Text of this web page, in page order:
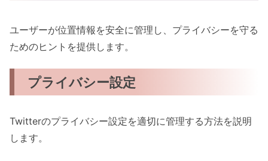
ユーザーが位置情報を安全に管理し、プライバシーを守る
ためのヒントを提供します。
プライバシー設定
Twitterのプライバシー設定を適切に管理する方法を説明
します。